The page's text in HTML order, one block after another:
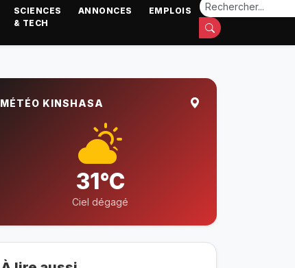
SCIENCES
& TECH
ANNONCES EMPLOIS
MÉTÉO KINSHASA
31°C
Ciel dégagé